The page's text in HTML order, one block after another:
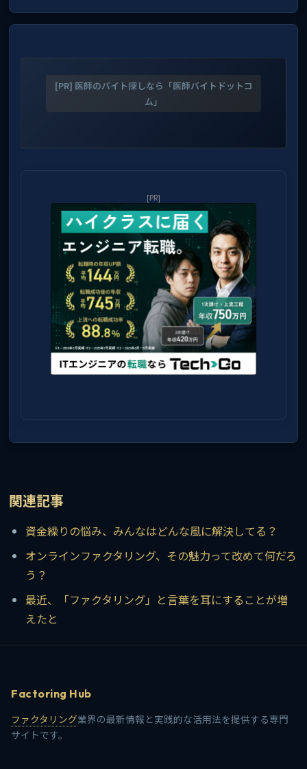
[PR] 医師のバイト探しなら「医師バイトドットコ
ム」
[PR]
関連記事
資金繰りの悩み、みんなはどんな風に解決してる？
オンラインファクタリング、その魅力って改めて何だろ
う？
最近、「ファクタリング」と言葉を耳にすることが増
えたと
Factoring Hub
ファクタリング業界の最新情報と実践的な活用法を提供する専門
サイトです。